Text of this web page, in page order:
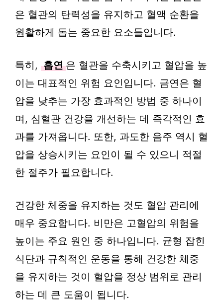
은 혈관의 탄력성을 유지하고 혈액 순환을
원활하게 돕는 중요한 요소들입니다.
특히, 흡연 은 혈관을 수축시키고 혈압을 높
이는 대표적인 위험 요인입니다. 금연은 혈
압을 낮추는 가장 효과적인 방법 중 하나이
며, 심혈관 건강을 개선하는 데 즉각적인 효
과를 가져옵니다. 또한, 과도한 음주 역시 혈
압을 상승시키는 요인이 될 수 있으니 적절
한 절주가 필요합니다.
건강한 체중을 유지하는 것도 혈압 관리에
매우 중요합니다. 비만은 고혈압의 위험을
높이는 주요 원인 중 하나입니다. 균형 잡힌
식단과 규칙적인 운동을 통해 건강한 체중
을 유지하는 것이 혈압을 정상 범위로 관리
하는 데 큰 도움이 됩니다.